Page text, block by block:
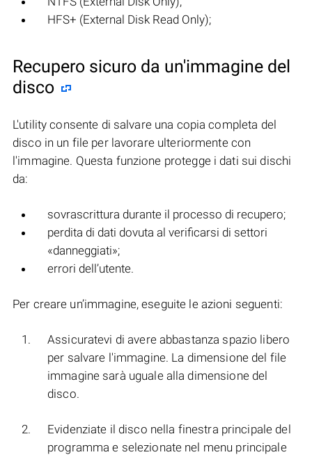
HFS+ (External Disk Read Only);
Recupero sicuro da un'immagine del
disco
L'utility consente di salvare una copia completa del
disco in un file per lavorare ulteriormente con
l'immagine. Questa funzione protegge i dati sui dischi
da:
sovrascrittura durante il processo di recupero;
perdita di dati dovuta al verificarsi di settori
«danneggiati»;
errori dell’utente.
Per creare un’immagine, eseguite le azioni seguenti:
Assicuratevi di avere abbastanza spazio libero
per salvare l'immagine. La dimensione del file
immagine sarà uguale alla dimensione del
disco.
Evidenziate il disco nella finestra principale del
programma e selezionate nel menu principale